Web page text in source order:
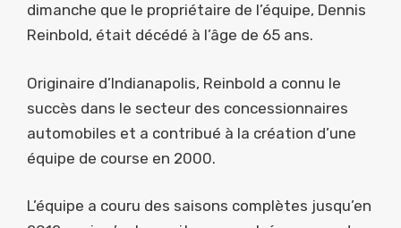
dimanche que le propriétaire de l’équipe, Dennis
Reinbold, était décédé à l’âge de 65 ans.
Originaire d’Indianapolis, Reinbold a connu le
succès dans le secteur des concessionnaires
automobiles et a contribué à la création d’une
équipe de course en 2000.
L’équipe a couru des saisons complètes jusqu’en